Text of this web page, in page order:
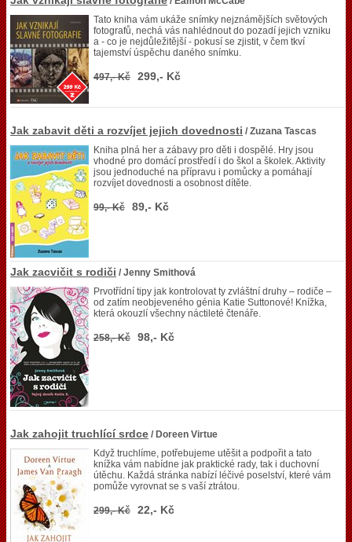
Tato kniha vám ukáže snímky nejznámějších světových
fotografů, nechá vás nahlédnout do pozadí jejich vzniku
a - co je nejdůležitější - pokusí se zjistit, v čem tkví
tajemství úspěchu daného snímku.
497,- Kč 299,- Kč
Jak zabavit děti a rozvíjet jejich dovednosti / Zuzana Tascas
Kniha plná her a zábavy pro děti i dospělé. Hry jsou
vhodné pro domácí prostředí i do škol a školek. Aktivity
jsou jednoduché na přípravu i pomůcky a pomáhají
rozvíjet dovednosti a osobnost dítěte.
99,- Kč 89,- Kč
Jak zacvičit s rodiči / Jenny Smithová
Prvotřídní tipy jak kontrolovat ty zvláštní druhy – rodiče –
od zatím neobjeveného génia Katie Suttonové! Knížka,
která okouzlí všechny náctileté čtenáře.
258,- Kč 98,- Kč
Jak zahojit truchlící srdce / Doreen Virtue
Když truchlíme, potřebujeme utěšit a podpořit a tato
knížka vám nabídne jak praktické rady, tak i duchovní
útěchu. Každá stránka nabízí léčivé poselství, které vám
pomůže vyrovnat se s vaší ztrátou.
299,- Kč 22,- Kč